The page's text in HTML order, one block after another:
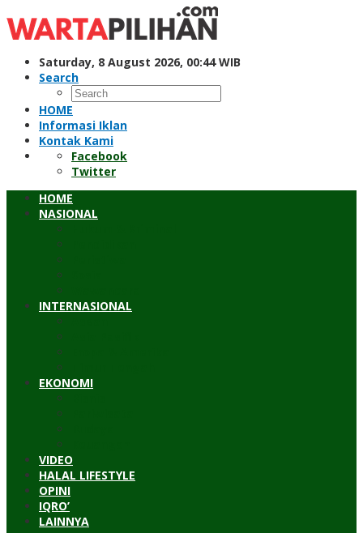
to
content
Saturday, 8 August 2026, 00:44 WIB
Search
HOME
Informasi Iklan
Kontak Kami
Facebook
Twitter
HOME
NASIONAL
INTERNASIONAL
EKONOMI
VIDEO
HALAL LIFESTYLE
OPINI
IQRO’
LAINNYA